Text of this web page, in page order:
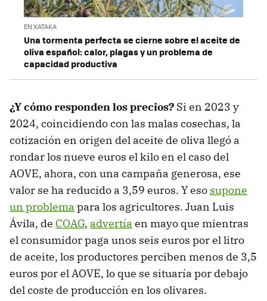
EN XATAKA
Una tormenta perfecta se cierne sobre el aceite de
oliva español: calor, plagas y un problema de
capacidad productiva
¿Y cómo responden los precios? Si en 2023 y
2024, coincidiendo con las malas cosechas, la
cotización en origen del aceite de oliva llegó a
rondar los nueve euros el kilo en el caso del
AOVE, ahora, con una campaña generosa, ese
valor se ha reducido a 3,59 euros. Y eso supone
un problema para los agricultores. Juan Luis
Ávila, de COAG, advertía en mayo que mientras
el consumidor paga unos seis euros por el litro
de aceite, los productores perciben menos de 3,5
euros por el AOVE, lo que se situaría por debajo
del coste de producción en los olivares.